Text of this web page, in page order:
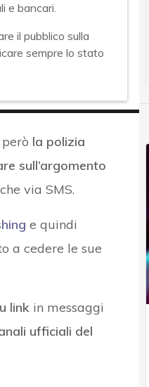
e bancari.
il pubblico sulla
sempre lo stato
la polizia
sull’argomento
via SMS.
e quindi
a cedere le sue
linkin messaggi
ufficiali del